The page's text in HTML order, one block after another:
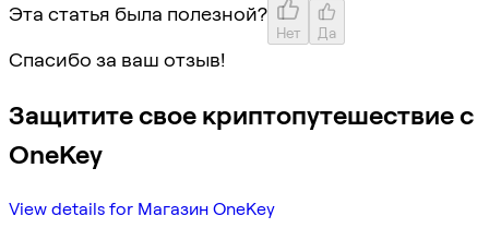
Эта статья была полезной?
Нет Да
Спасибо за ваш отзыв!
Защитите свое криптопутешествие с
OneKey
View details for Магазин OneKey